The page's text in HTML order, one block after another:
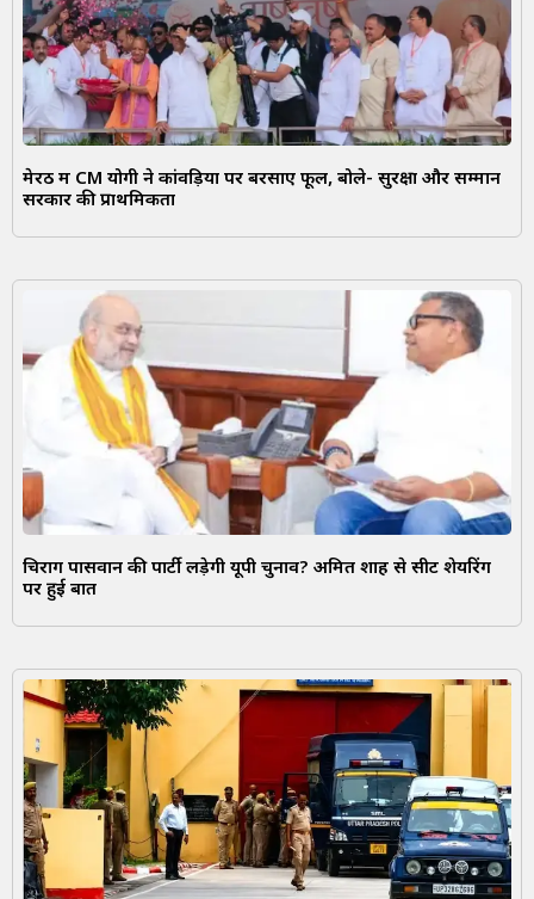
मेरठ में CM योगी ने कांवड़ियों पर बरसाए फूल, बोले- सुरक्षा और सम्मान
सरकार की प्राथमिकता
चिराग पासवान की पार्टी लड़ेगी यूपी चुनाव? अमित शाह से सीट शेयरिंग
पर हुई बात